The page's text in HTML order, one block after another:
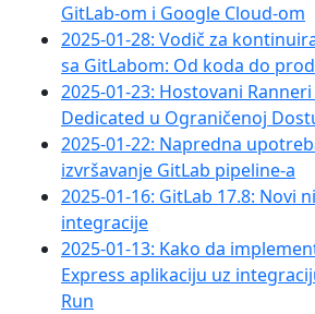
GitLab-om i Google Cloud-om
2025-01-28: Vodič za
sa GitLabom: Od koda do
2025-01-23: Hostovani
Dedicated u Ograničenoj
2025-01-22: Napredna
izvršavanje GitLab pipeline-a
2025-01-16: GitLab 17.8: Novi
integracije
2025-01-13: Kako da
Express aplikaciju uz
Run